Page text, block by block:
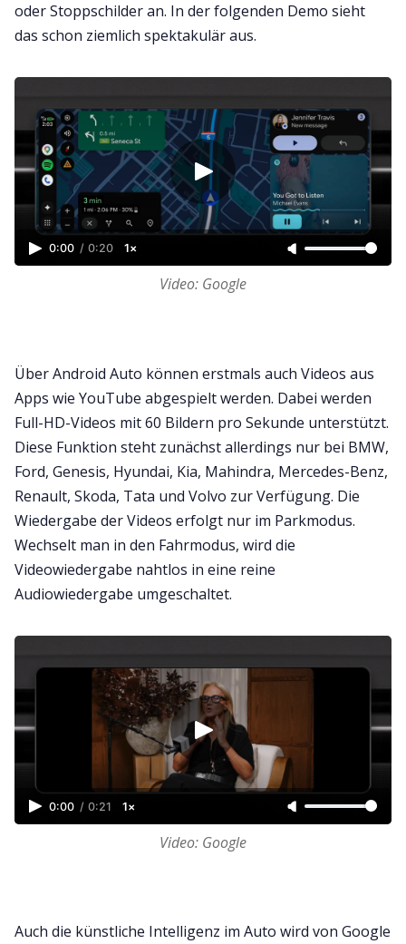
oder Stoppschilder an. In der folgenden Demo sieht
das schon ziemlich spektakulär aus.
0:00 / 0:20 1×
Video: Google
Über Android Auto können erstmals auch Videos aus
Apps wie YouTube abgespielt werden. Dabei werden
Full-HD-Videos mit 60 Bildern pro Sekunde unterstützt.
Diese Funktion steht zunächst allerdings nur bei BMW,
Ford, Genesis, Hyundai, Kia, Mahindra, Mercedes-Benz,
Renault, Skoda, Tata und Volvo zur Verfügung. Die
Wiedergabe der Videos erfolgt nur im Parkmodus.
Wechselt man in den Fahrmodus, wird die
Videowiedergabe nahtlos in eine reine
Audiowiedergabe umgeschaltet.
0:00 / 0:21 1×
Video: Google
Auch die künstliche Intelligenz im Auto wird von Google